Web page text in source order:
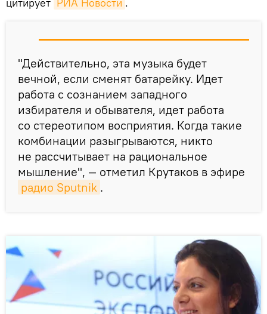
"Действительно, эта музыка будет
вечной, если сменят батарейку. Идет
работа с сознанием западного
избирателя и обывателя, идет работа
со стереотипом восприятия. Когда такие
комбинации разыгрываются, никто
не рассчитывает на рациональное
мышление", — отметил Крутаков в эфире
радио Sputnik .